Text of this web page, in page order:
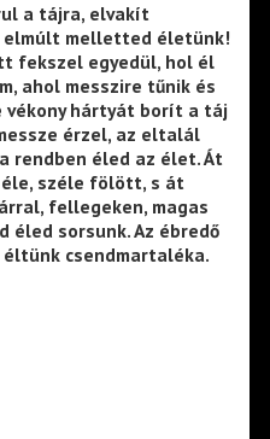
a tájra, elvakít
elmúlt melletted életünk!
fekszel egyedül, hol él
ahol messzire tűnik és
vékony hártyát borít a táj
érzel, az eltalál
rendben éled az élet. Át
széle fölött, s át
fellegeken, magas
éled sorsunk. Az ébredő
csendmartaléka.